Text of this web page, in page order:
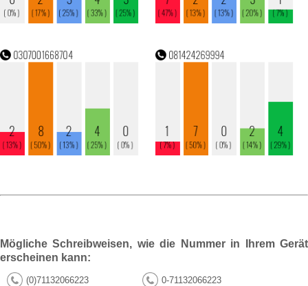
Mögliche Schreibweisen, wie die Nummer in Ihrem Gerät
erscheinen kann:
(0)71132066223 0-71132066223